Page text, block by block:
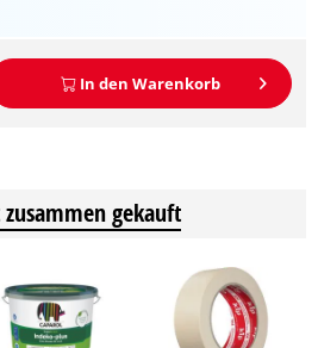
In den Warenkorb
gekauft